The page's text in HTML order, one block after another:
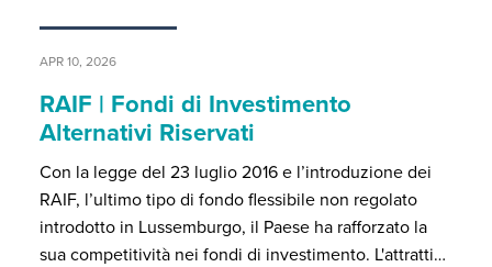
APR 10, 2026
RAIF | Fondi di Investimento
Alternativi Riservati
Con la legge del 23 luglio 2016 e l’introduzione dei
RAIF, l’ultimo tipo di fondo flessibile non regolato
introdotto in Lussemburgo, il Paese ha rafforzato la
sua competitività nei fondi di investimento. L'attratti…